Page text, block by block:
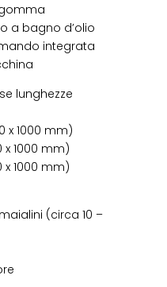
a bagno d’olio
integrata
lunghezze
x 1000 mm)
x 1000 mm)
x 1000 mm)
(circa 10 –